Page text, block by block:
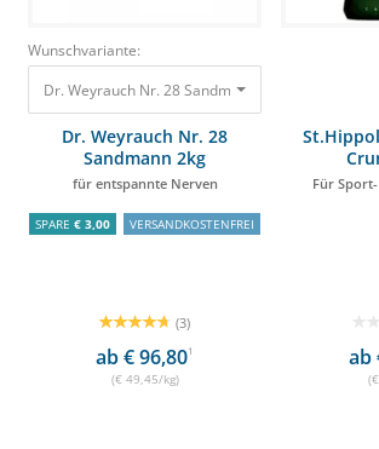
Wunschvariante:
Dr. Weyrauch Nr. 28 Sandmann 2kg für
Dr. Weyrauch Nr. 28
Sandmann 2kg
für entspannte Nerven
SPARE € 3,00 VERSANDKOSTENFREI
(3)
ab € 96,801
(€ 49,45/kg)
Für
ab